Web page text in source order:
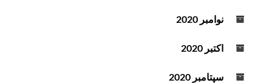
نوامبر 2020
اکتبر 2020
سپتامبر 2020